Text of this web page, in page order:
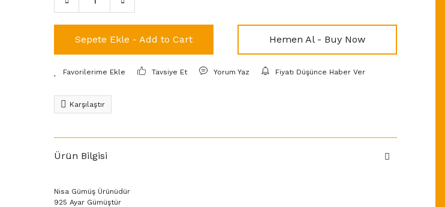
Sepete Ekle - Add to Cart Hemen Al - Buy Now
Tavsiye Et Yorum Yaz Fiyatı Düşünce Haber Ver
Karşılaştır
Ürün Bilgisi
Nisa Gümüş Ürünüdür
925 Ayar Gümüştür